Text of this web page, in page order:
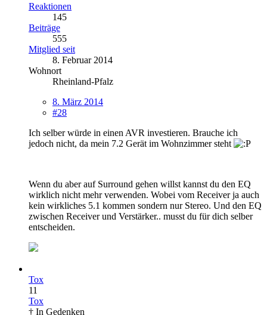
Reaktionen
145
Beiträge
555
Mitglied seit
8. Februar 2014
Wohnort
Rheinland-Pfalz
8. März 2014
#28
Ich selber würde in einen AVR investieren. Brauche ich
jedoch nicht, da mein 7.2 Gerät im Wohnzimmer steht
Wenn du aber auf Surround gehen willst kannst du den EQ
wirklich nicht mehr verwenden. Wobei vom Receiver ja auch
kein wirkliches 5.1 kommen sondern nur Stereo. Und den EQ
zwischen Receiver und Verstärker.. musst du für dich selber
entscheiden.
Tox
11
Tox
† In Gedenken